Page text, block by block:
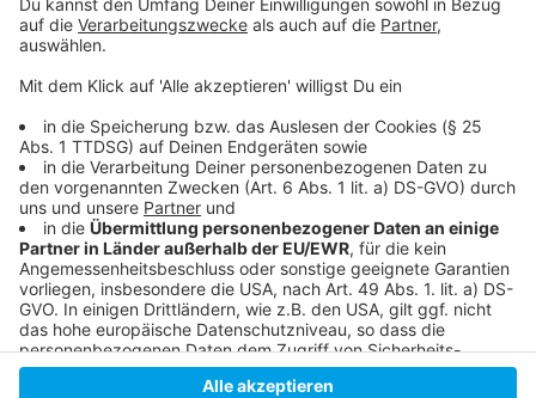
Blaulichtmeldungen auf unserer Homepage
Der Wetterservice auf unserer Homepage
Anzeige
Anzeige